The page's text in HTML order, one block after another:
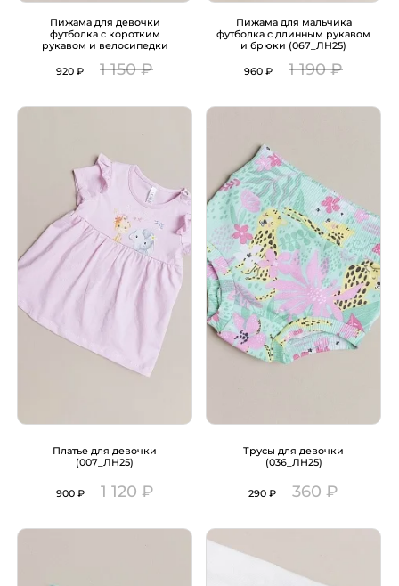
Пижама для девочки
футболка с коротким
рукавом и велосипедки
920 ₽
1 150 ₽
Пижама для мальчика
футболка с длинным рукавом
и брюки (067_ЛН25)
960 ₽ 1 190 ₽
Платье для девочки
(007_ЛН25)
900 ₽ 1 120 ₽
Трусы для девочки
(036_ЛН25)
290 ₽ 360 ₽